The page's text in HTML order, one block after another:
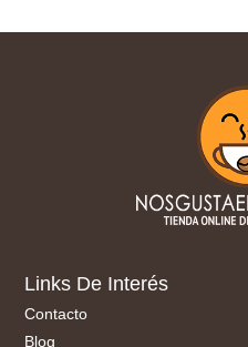
Links De Interés
Contacto
Blog